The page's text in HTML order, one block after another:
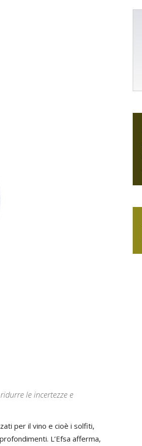
le incertezze e
per il vino e cioè i solfiti,
L’Efsa afferma,